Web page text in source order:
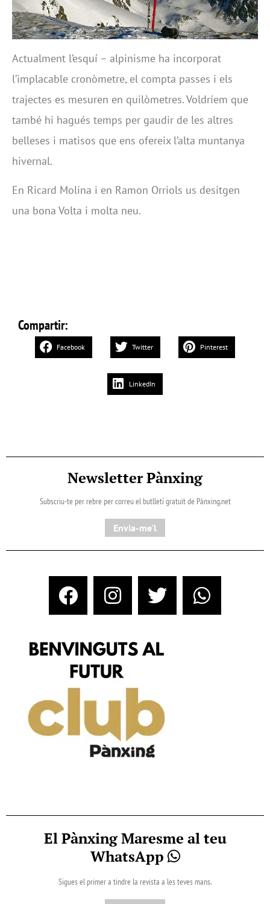
Actualment l’esquí – alpinisme ha incorporat
l’implacable cronòmetre, el compta passes i els
trajectes es mesuren en quilòmetres. Voldríem que
també hi hagués temps per gaudir de les altres
belleses i matisos que ens ofereix l’alta muntanya
hivernal.
En Ricard Molina i en Ramon Orriols us desitgen
una bona Volta i molta neu.
Compartir:
Facebook Twitter Pinterest
LinkedIn
Newsletter Pànxing
Subscriu-te per rebre per correu el butlletí gratuït de Pànxing.net​
Envia-me'l
El Pànxing Maresme al teu
WhatsApp
Sigues el primer a tindre la revista a les teves mans.